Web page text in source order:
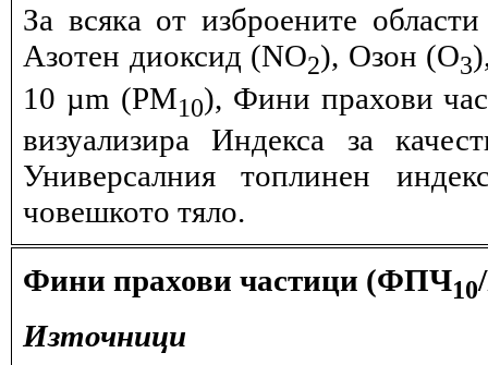
За всяка от изброените
Азотен диоксид (NO2), Озон (O3
10 µm (PM10), Фини прахови
визуализира Индекса за
Универсалния топлинен
човешкото тяло.
Фини прахови частици (ФПЧ10
Източници